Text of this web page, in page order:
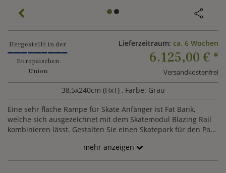
Hergestellt in der
Europäischen
Union
Lieferzeitraum: ca. 6 Wochen
6.125,00 € *
Versandkostenfrei
38,5x240cm (HxT) , Farbe: Grau
Eine sehr flache Rampe für Skate Anfänger ist Fat Bank,
welche sich ausgezeichnet mit dem Skatemodul Blazing Rail
kombinieren lässt. Gestalten Sie einen Skatepark für den Park
unseren Pala Skatemodulen einen Treffpunkt für
Sportbegeisterte.
mehr anzeigen